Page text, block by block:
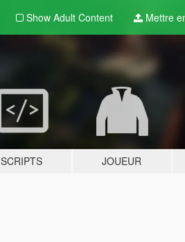
Show Adult Content Mettre
SCRIPTS JOUEUR